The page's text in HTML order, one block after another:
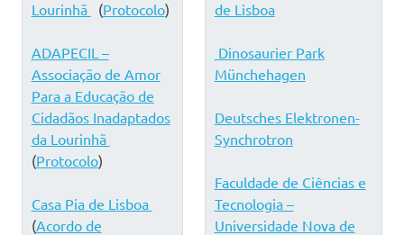
Lourinhã
(Protocolo)
ADAPECIL –
Associação de Amor
Para a Educação de
Cidadãos Inadaptados
da Lourinhã
(Protocolo)
Casa Pia de Lisboa
(Acordo de
de Lisboa
Dinosaurier Park
Münchehagen
Deutsches Elektronen-
Synchrotron
Faculdade de Ciências e
Tecnologia –
Universidade Nova de